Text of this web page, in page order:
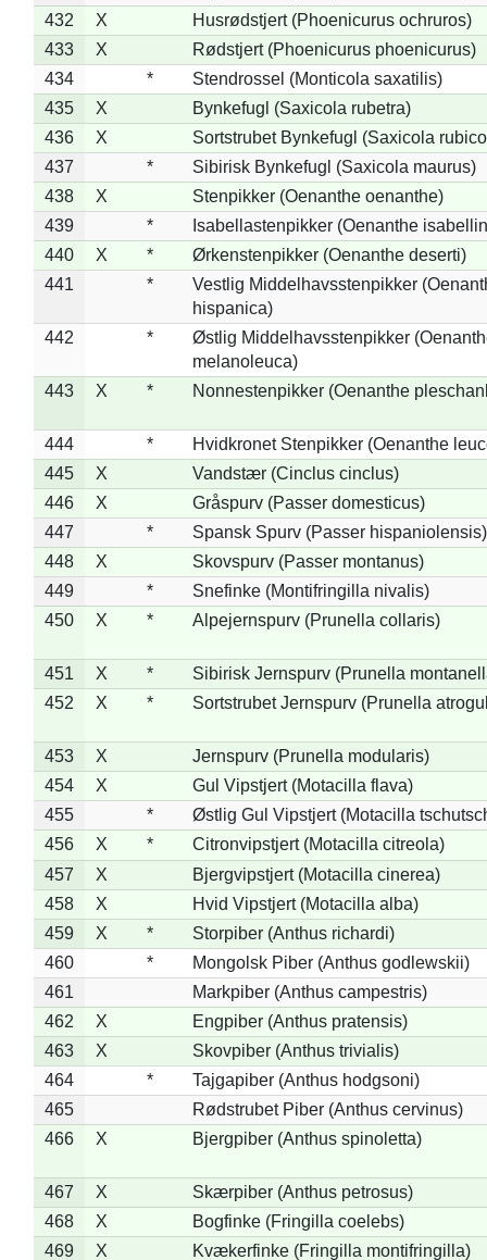
432
X
Husrødstjert (Phoenicurus ochruros)
433
X
Rødstjert (Phoenicurus phoenicurus)
434
*
Stendrossel (Monticola saxatilis)
435
X
Bynkefugl (Saxicola rubetra)
436
X
Sortstrubet Bynkefugl (Saxicola
437
*
Sibirisk Bynkefugl (Saxicola maurus)
438
X
Stenpikker (Oenanthe oenanthe)
439
*
Isabellastenpikker (Oenanthe
440
X *
Ørkenstenpikker (Oenanthe deserti)
441
*
Vestlig Middelhavsstenpikker
hispanica)
442
*
Østlig Middelhavsstenpikker
melanoleuca)
443
X * Nonnestenpikker (Oenanthe
444 *
Hvidkronet Stenpikker (Oenanthe
445
X
Vandstær (Cinclus cinclus)
446
X
Gråspurv (Passer domesticus)
447
*
Spansk Spurv (Passer hispaniolensis)
448
X
Skovspurv (Passer montanus)
449
*
Snefinke (Montifringilla nivalis)
450
X * Alpejernspurv (Prunella collaris)
451 X *
Sibirisk Jernspurv (Prunella
452
X * Sortstrubet Jernspurv (Prunella
453 X
Jernspurv (Prunella modularis)
454
X
Gul Vipstjert (Motacilla flava)
455
*
Østlig Gul Vipstjert (Motacilla
456
X *
Citronvipstjert (Motacilla citreola)
457
X
Bjergvipstjert (Motacilla cinerea)
458
X
Hvid Vipstjert (Motacilla alba)
459
X *
Storpiber (Anthus richardi)
460
*
Mongolsk Piber (Anthus godlewskii)
461
Markpiber (Anthus campestris)
462
X
Engpiber (Anthus pratensis)
463
X
Skovpiber (Anthus trivialis)
464
*
Tajgapiber (Anthus hodgsoni)
465
Rødstrubet Piber (Anthus cervinus)
466
X Bjergpiber (Anthus spinoletta)
467 X
Skærpiber (Anthus petrosus)
468
X
Bogfinke (Fringilla coelebs)
469
X Kvækerfinke (Fringilla montifringilla)